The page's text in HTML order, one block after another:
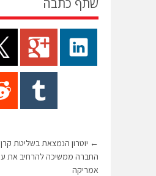
← יוטרון הנמצאת בשליטת
החברה ממשיכה להרחיב את
אמריקה